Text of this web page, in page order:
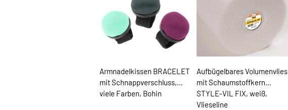
Armnadelkissen BRACELET
mit Schnappverschluss,
viele Farben, Bohin
Aufbügelbares Volumenvlies
mit Schaumstoffkern
STYLE-VIL FIX, weiß,
Vlieseline